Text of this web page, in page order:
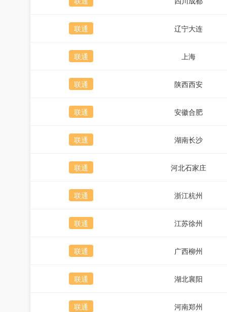
联通 辽宁大连
联通 上海
联通 陕西西安
联通 安徽合肥
联通 湖南长沙
联通 河北石家庄
联通 浙江杭州
联通 江苏徐州
联通 广西柳州
联通 湖北襄阳
联通 河南郑州